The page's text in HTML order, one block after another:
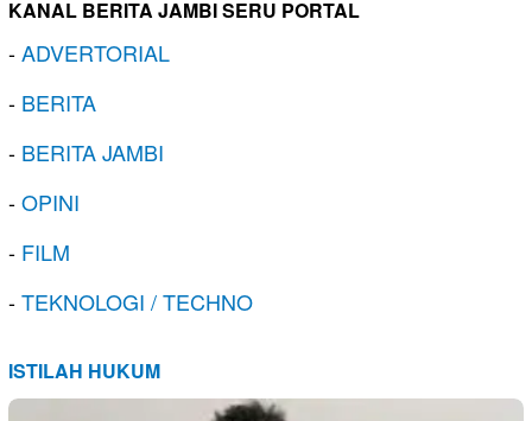
KANAL BERITA JAMBI SERU PORTAL
-ADVERTORIAL
- BERITA
- BERITA JAMBI
-OPINI
- FILM
-TEKNOLOGI / TECHNO
ISTILAH HUKUM